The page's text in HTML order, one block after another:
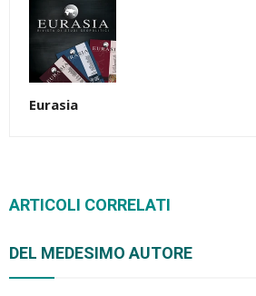
Eurasia
ARTICOLI CORRELATI
DEL MEDESIMO AUTORE